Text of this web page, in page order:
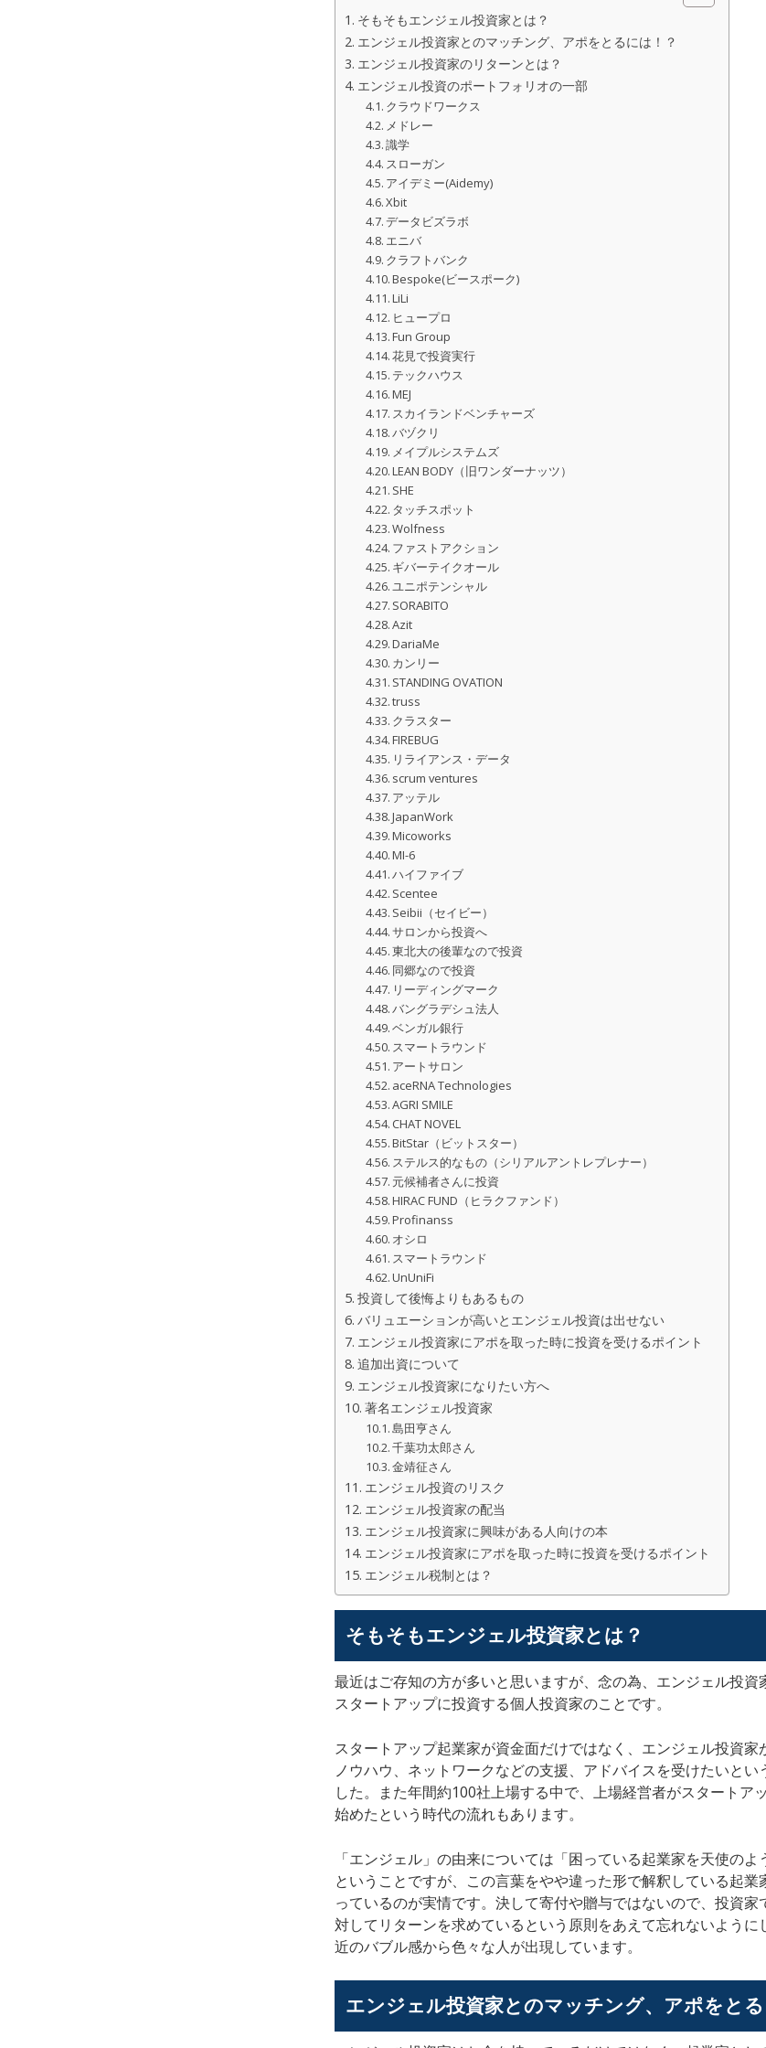
そもそもエンジェル投資家とは？
エンジェル投資家とのマッチング、アポをとるには！？
エンジェル投資家のリターンとは？
エンジェル投資のポートフォリオの一部
クラウドワークス
メドレー
識学
スローガン
アイデミー(Aidemy)
Xbit
データビズラボ
エニバ
クラフトバンク
Bespoke(ビースポーク)
LiLi
ヒュープロ
Fun Group
花見で投資実行
テックハウス
MEJ
スカイランドベンチャーズ
バヅクリ
メイプルシステムズ
LEAN BODY（旧ワンダーナッツ）
SHE
タッチスポット
Wolfness
ファストアクション
ギバーテイクオール
ユニポテンシャル
SORABITO
Azit
DariaMe
カンリー
STANDING OVATION
truss
クラスター
FIREBUG
リライアンス・データ
scrum ventures
アッテル
JapanWork
Micoworks
MI-6
ハイファイブ
Scentee
Seibii（セイビー）
サロンから投資へ
東北大の後輩なので投資
同郷なので投資
リーディングマーク
バングラデシュ法人
ベンガル銀行
スマートラウンド
アートサロン
aceRNA Technologies
AGRI SMILE
CHAT NOVEL
BitStar（ビットスター）
ステルス的なもの（シリアルアントレプレナー）
元候補者さんに投資
HIRAC FUND（ヒラクファンド）
Profinanss
オシロ
スマートラウンド
UnUniFi
投資して後悔よりもあるもの
バリュエーションが高いとエンジェル投資は出せない
エンジェル投資家にアポを取った時に投資を受けるポイント
追加出資について
エンジェル投資家になりたい方へ
著名エンジェル投資家
島田亨さん
千葉功太郎さん
金靖征さん
エンジェル投資のリスク
エンジェル投資家の配当
エンジェル投資家に興味がある人向けの本
エンジェル投資家にアポを取った時に投資を受けるポイント
エンジェル税制とは？
そもそもエンジェル投資家とは？
最近はご存知の方が多いと思いますが、念の為、エンジェル投資
スタートアップに投資する個人投資家のことです。
スタートアップ起業家が資金面だけではなく、エンジェル投資家
ノウハウ、ネットワークなどの支援、アドバイスを受けたいとい
した。また年間約100社上場する中で、上場経営者がスタートア
始めたという時代の流れもあります。
「エンジェル」の由来については「困っている起業家を天使のよ
ということですが、この言葉をやや違った形で解釈している起業
っているのが実情です。決して寄付や贈与ではないので、投資家
対してリターンを求めているという原則をあえて忘れないように
近のバブル感から色々な人が出現しています。
エンジェル投資家とのマッチング、アポをと